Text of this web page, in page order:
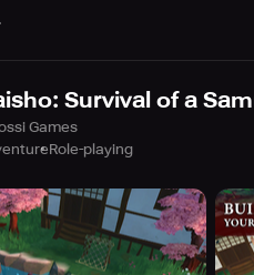
Survival of a
Games
Role-playing